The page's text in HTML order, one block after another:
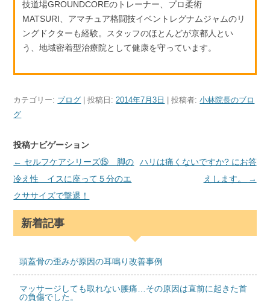
技道場GROUNDCOREのトレーナー、プロ柔術
MATSURI、アマチュア格闘技イベントレグナムジャムのリ
ングドクターも経験。スタッフのほとんどが京都人とい
う、地域密着型治療院として健康を守っています。
カテゴリー: ブログ | 投稿日: 2014年7月3日 |投稿者:小林院長のブロ
グ
投稿ナビゲーション
← セルフケアシリーズ⑮ 脚の
冷え性 イスに座って５分のエ
クササイズで撃退！
ハリは痛くないですか? にお答
えします。
→
新着記事
頭蓋骨の歪みが原因の耳鳴り改善事例
マッサージしても取れない腰痛…その原因は直前に起きた首
の負傷でした。